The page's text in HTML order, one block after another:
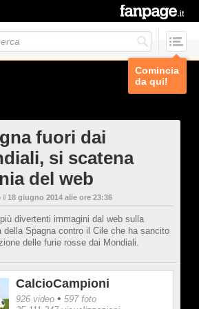
Comincia
da qui!
fuori dai
si scatena
del web
il 18 giugno 2014 alle ore 23:36
divertenti immagini dal web sulla
della Spagna contro il Cile che ha sancito
delle furie rosse dai Mondiali.
CalcioCampioni
926 video • 597 foto